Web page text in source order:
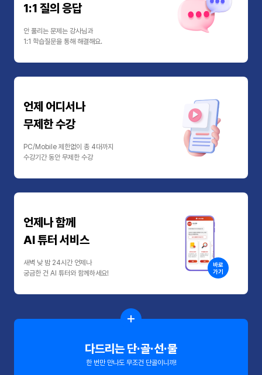
1:1 질의 응답
안 풀리는 문제는 강사님과
1:1 학습질문을 통해 해결해요.
언제 어디서나
무제한 수강
PC/Mobile 제한없이 총 4대까지
수강기간 동안 무제한 수강
언제나 함께
AI 튜터 서비스
새벽 낮 밤 24시간 언제나
궁금한 건 AI 튜터와 함께하세요!
바로
가기
다드리는 단·골·선·물
한 번만 만나도 무조건 단골이니까!